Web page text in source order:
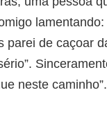
parei de caçoar
neste